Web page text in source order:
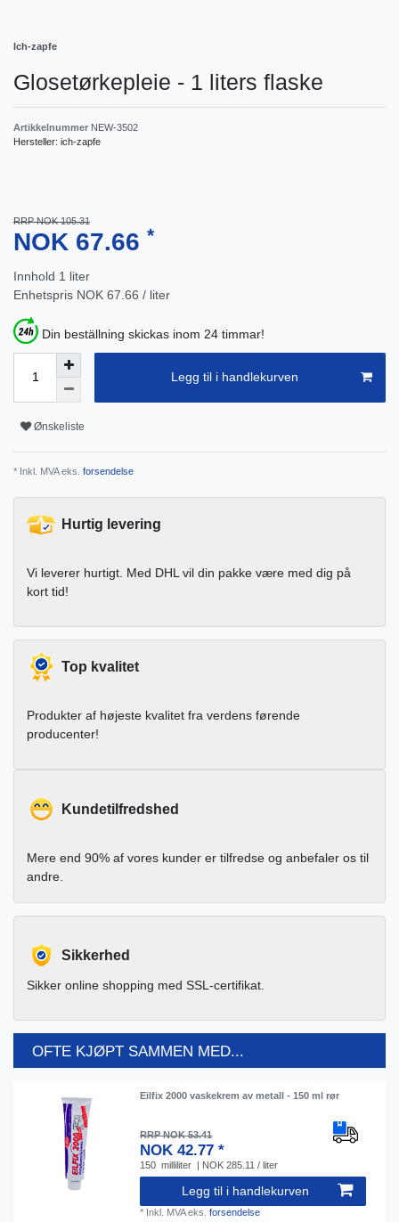
Ich-zapfe
Glosetørkepleie - 1 liters flaske
Artikkelnummer NEW-3502
Hersteller: ich-zapfe
RRP NOK 105.31
NOK 67.66 *
Innhold 1 liter
Enhetspris NOK 67.66 / liter
Din beställning skickas inom 24 timmar!
Legg til i handlekurven
Ønskeliste
* Inkl. MVA eks. forsendelse
Hurtig levering
Vi leverer hurtigt. Med DHL vil din pakke være med dig på
kort tid!
Top kvalitet
Produkter af højeste kvalitet fra verdens førende
producenter!
Kundetilfredshed
Mere end 90% af vores kunder er tilfredse og anbefaler os til
andre.
Sikkerhed
Sikker online shopping med SSL-certifikat.
OFTE KJØPT SAMMEN MED...
Eilfix 2000 vaskekrem av metall - 150 ml rør
RRP NOK 53.41
NOK 42.77 *
150 milliliter | NOK 285.11 / liter
Legg til i handlekurven
* Inkl. MVAeks.forsendelse